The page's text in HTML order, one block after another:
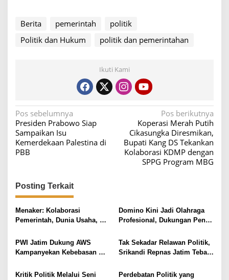
Berita pemerintah
politik
Politik dan Hukum
politik dan pemerintahan
Ikuti Kami
N
a
v
i
a
s
i
p
o
s
Pos sebelumnya
Presiden Prabowo Siap
Sampaikan Isu
Kemerdekaan Palestina di
PBB
Pos berikutnya
Koperasi Merah Putih
Cikasungka Diresmikan,
Bupati Kang DS Tekankan
Kolaborasi KDMP dengan
SPPG Program MBG
Posting Terkait
Menaker: Kolaborasi
Pemerintah, Dunia Usaha,
Penguatan Daya Saing
Tenaga Kerja
Domino Kini Jadi Olahraga
Profesional, Dukungan Penuh
PWI Jatim Dukung AWS
Kampanyekan Kebebasan
dan Medsos
Tak Sekadar Relawan Politik,
Srikandi Repnas Jatim Tebar
Kritik Politik Melalui Seni
Perdebatan Politik yang